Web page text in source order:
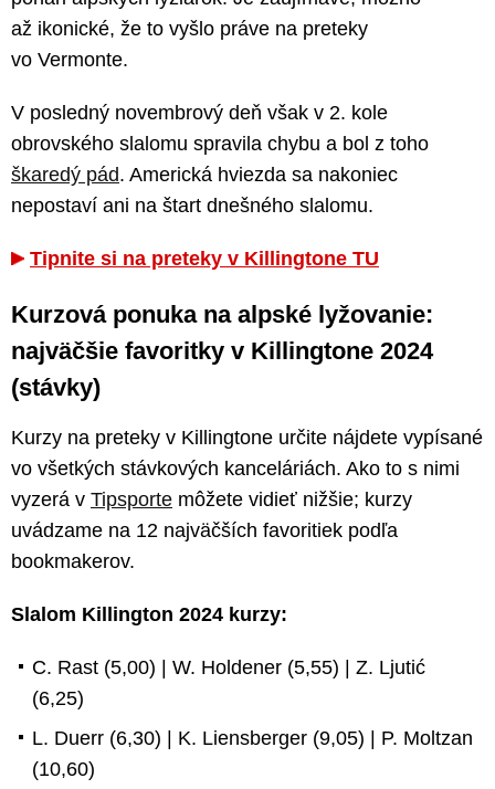
až ikonické, že to vyšlo práve na preteky
vo Vermonte.
V posledný novembrový deň však v 2. kole
obrovského slalomu spravila chybu a bol z toho
škaredý pád. Americká hviezda sa nakoniec
nepostaví ani na štart dnešného slalomu.
Tipnite si na preteky v Killingtone TU
Kurzová ponuka na alpské lyžovanie:
najväčšie favoritky v Killingtone 2024
(stávky)
Kurzy na preteky v Killingtone určite nájdete vypísané
vo všetkých stávkových kanceláriách. Ako to s nimi
vyzerá v Tipsporte môžete vidieť nižšie; kurzy
uvádzame na 12 najväčších favoritiek podľa
bookmakerov.
Slalom Killington 2024 kurzy:
C. Rast (5,00) | W. Holdener (5,55) | Z. Ljutić
(6,25)
L. Duerr (6,30) | K. Liensberger (9,05) | P. Moltzan
(10,60)